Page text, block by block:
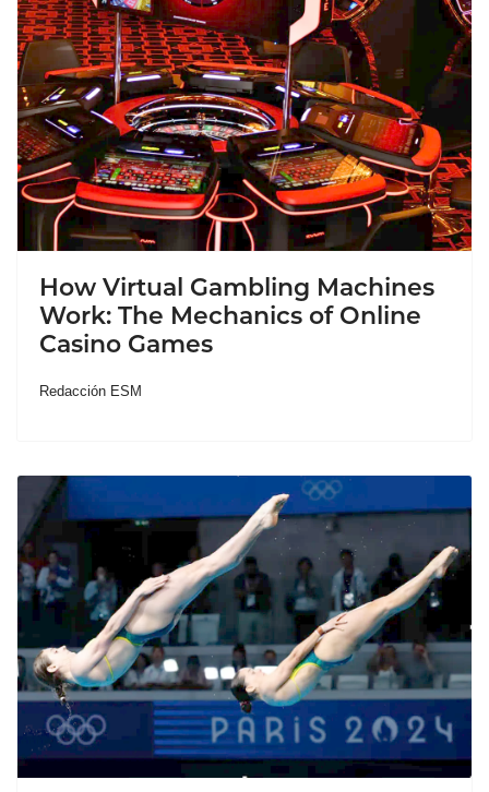
How Virtual Gambling Machines
Work: The Mechanics of Online
Casino Games
Redacción ESM